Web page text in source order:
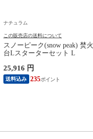
ナチュラム
この販売店の送料について
スノーピーク(snow peak) 焚火
台Lスターターセット L
25,916 円
送料込み 235